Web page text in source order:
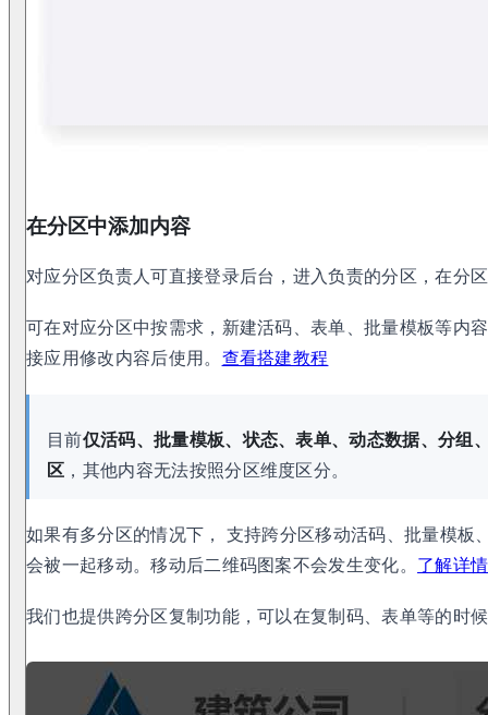
在分区中添加内容
对应分区负责人可直接登录后台，进入负责的分区，在分
可在对应分区中按需求，新建活码、表单、批量模板等内
接应用修改内容后使用。 查看搭建教程
目前仅活码、批量模板、状态、表单、动态数据、分组
区 ，其他内容无法按照分区维度区分。
如果有多分区的情况下， 支持跨分区移动活码、批量模板
会被一起移动。移动后二维码图案不会发生变化。 了解详情
我们也提供跨分区复制功能，可以在复制码、表单等的时